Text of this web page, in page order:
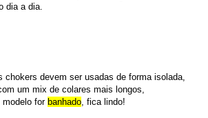
dia a dia.
chokers devem ser usadas de forma isolada,
um mix de colares mais longos,
modelo for banhado , fica lindo!